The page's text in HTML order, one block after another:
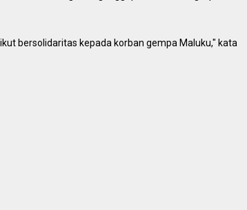
bersolidaritas kepada korban gempa Maluku," kata